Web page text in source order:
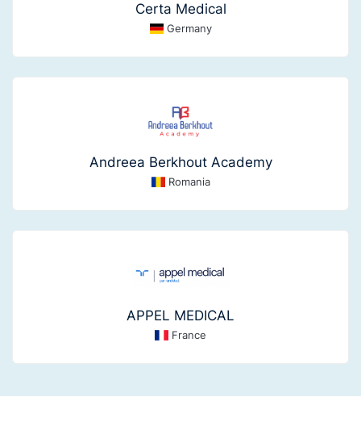
Certa Medical
Germany
Andreea Berkhout Academy
Romania
APPEL MEDICAL
France